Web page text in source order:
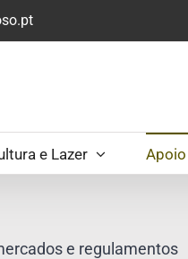
e Lazer
e regulamentos